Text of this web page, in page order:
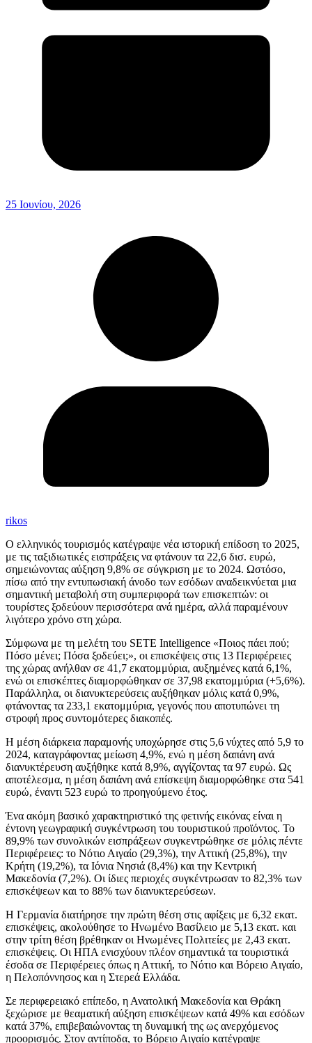
25 Ιουνίου, 2026
rikos
Ο ελληνικός τουρισμός κατέγραψε νέα ιστορική επίδοση το 2025,
με τις ταξιδιωτικές εισπράξεις να φτάνουν τα 22,6 δισ. ευρώ,
σημειώνοντας αύξηση 9,8% σε σύγκριση με το 2024. Ωστόσο,
πίσω από την εντυπωσιακή άνοδο των εσόδων αναδεικνύεται μια
σημαντική μεταβολή στη συμπεριφορά των επισκεπτών: οι
τουρίστες ξοδεύουν περισσότερα ανά ημέρα, αλλά παραμένουν
λιγότερο χρόνο στη χώρα.
Σύμφωνα με τη μελέτη του SETE Intelligence «Ποιος πάει πού;
Πόσο μένει; Πόσα ξοδεύει;», οι επισκέψεις στις 13 Περιφέρειες
της χώρας ανήλθαν σε 41,7 εκατομμύρια, αυξημένες κατά 6,1%,
ενώ οι επισκέπτες διαμορφώθηκαν σε 37,98 εκατομμύρια (+5,6%).
Παράλληλα, οι διανυκτερεύσεις αυξήθηκαν μόλις κατά 0,9%,
φτάνοντας τα 233,1 εκατομμύρια, γεγονός που αποτυπώνει τη
στροφή προς συντομότερες διακοπές.
Η μέση διάρκεια παραμονής υποχώρησε στις 5,6 νύχτες από 5,9 το
2024, καταγράφοντας μείωση 4,9%, ενώ η μέση δαπάνη ανά
διανυκτέρευση αυξήθηκε κατά 8,9%, αγγίζοντας τα 97 ευρώ. Ως
αποτέλεσμα, η μέση δαπάνη ανά επίσκεψη διαμορφώθηκε στα 541
ευρώ, έναντι 523 ευρώ το προηγούμενο έτος.
Ένα ακόμη βασικό χαρακτηριστικό της φετινής εικόνας είναι η
έντονη γεωγραφική συγκέντρωση του τουριστικού προϊόντος. Το
89,9% των συνολικών εισπράξεων συγκεντρώθηκε σε μόλις πέντε
Περιφέρειες: το Νότιο Αιγαίο (29,3%), την Αττική (25,8%), την
Κρήτη (19,2%), τα Ιόνια Νησιά (8,4%) και την Κεντρική
Μακεδονία (7,2%). Οι ίδιες περιοχές συγκέντρωσαν το 82,3% των
επισκέψεων και το 88% των διανυκτερεύσεων.
Η Γερμανία διατήρησε την πρώτη θέση στις αφίξεις με 6,32 εκατ.
επισκέψεις, ακολούθησε το Ηνωμένο Βασίλειο με 5,13 εκατ. και
στην τρίτη θέση βρέθηκαν οι Ηνωμένες Πολιτείες με 2,43 εκατ.
επισκέψεις. Οι ΗΠΑ ενισχύουν πλέον σημαντικά τα τουριστικά
έσοδα σε Περιφέρειες όπως η Αττική, το Νότιο και Βόρειο Αιγαίο,
η Πελοπόννησος και η Στερεά Ελλάδα.
Σε περιφερειακό επίπεδο, η Ανατολική Μακεδονία και Θράκη
ξεχώρισε με θεαματική αύξηση επισκέψεων κατά 49% και εσόδων
κατά 37%, επιβεβαιώνοντας τη δυναμική της ως ανερχόμενος
προορισμός. Στον αντίποδα, το Βόρειο Αιγαίο κατέγραψε